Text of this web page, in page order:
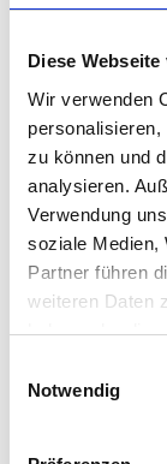
Diese
Wir verwenden
zu können und
analysieren.
Verwendung
soziale Medien,
Partner führen
weiteren Daten
haben oder die
Notwendig
sich harmonisch
individuelle
ideales
Familie, die ein
Die pad -
Ergänzung
Decke ein
eine